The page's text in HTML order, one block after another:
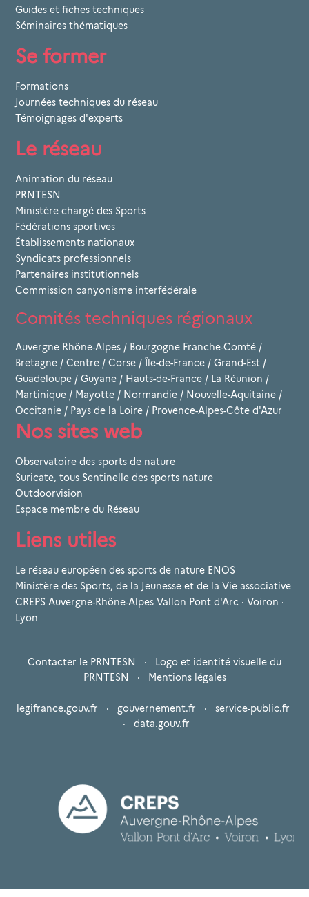
Guides et fiches techniques
Séminaires thématiques
Se former
Formations
Journées techniques du réseau
Témoignages d'experts
Le réseau
Animation du réseau
PRNTESN
Ministère chargé des Sports
Fédérations sportives
Établissements nationaux
Syndicats professionnels
Partenaires institutionnels
Commission canyonisme interfédérale
Comités techniques régionaux
Auvergne Rhône-Alpes / Bourgogne Franche-Comté /
Bretagne / Centre / Corse / Île-de-France / Grand-Est /
Guadeloupe / Guyane / Hauts-de-France / La Réunion /
Martinique / Mayotte / Normandie / Nouvelle-Aquitaine /
Occitanie / Pays de la Loire / Provence-Alpes-Côte d'Azur
Nos sites web
Observatoire des sports de nature
Suricate, tous Sentinelle des sports nature
Outdoorvision
Espace membre du Réseau
Liens utiles
Le réseau européen des sports de nature ENOS
Ministère des Sports, de la Jeunesse et de la Vie associative
CREPS Auvergne-Rhône-Alpes Vallon Pont d'Arc · Voiron ·
Lyon
Contacter le PRNTESN ·
Logo et identité visuelle du
PRNTESN
· Mentions légales
legifrance.gouv.fr · gouvernement.fr · service-public.fr
· data.gouv.fr